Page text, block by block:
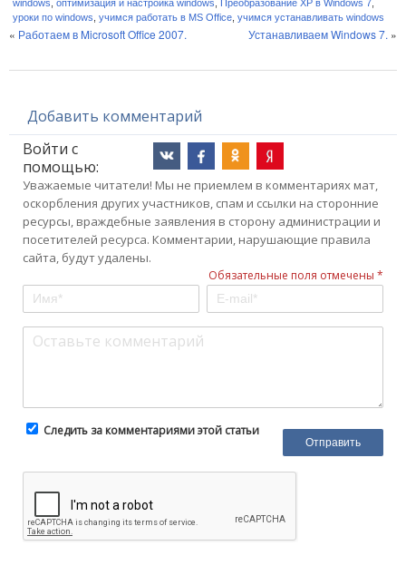
windows оптимизация и настройка windows Преобразование XP в Windows 7
уроки по windows учимся работать в MS Office учимся устанавливать windows
« Работаем в Microsoft Office 2007. Устанавливаем Windows 7. »
Добавить комментарий
Войти с
помощью:
Уважаемые читатели! Мы не приемлем в комментариях мат,
оскорбления других участников, спам и ссылки на сторонние
ресурсы, враждебные заявления в сторону администрации и
посетителей ресурса. Комментарии, нарушающие правила
сайта, будут удалены.
Обязательные поля отмечены *
Следить за комментариями этой статьи